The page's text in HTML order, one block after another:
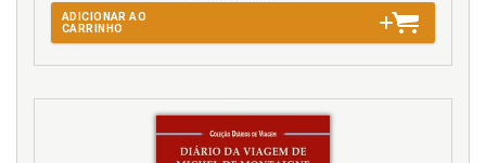
ADICIONAR AO
CARRINHO